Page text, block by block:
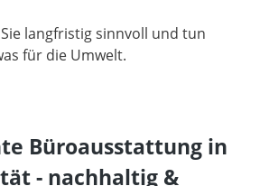
langfristig sinnvoll und tun
für die Umwelt.
Büroausstattung in
- nachhaltig &